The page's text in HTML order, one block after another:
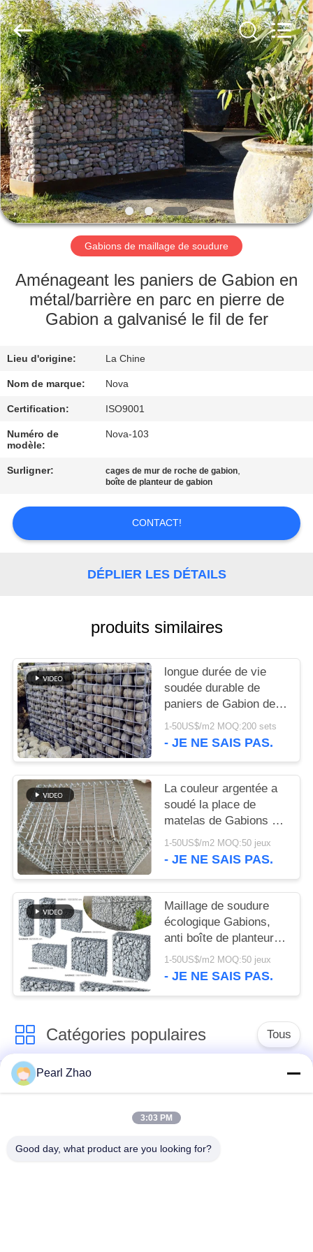
À
LA
MAISON
PRODUITS
VIDÉOS
SPECTACLE
PROPOS
DE
NOUS
VISITE
DE
L'USINE
CONTRÔLE
NOUS
CONTACTER
NOUVELLES
LES
AFFAIRES
PLAN
DU
SITE
POLITIQUE
CONFIDENTIALITÉ
Nova
Metal
Wire
Mesh
Products
Co.,
Ltd..
All
Rights
Reserved.
Gabions de maillage de soudure
Aménageant les paniers de Gabion en
métal/barrière en parc en pierre de
Gabion a galvanisé le fil de fer
Lieu d'origine: La Chine
Nom de marque: Nova
Certification: ISO9001
Numéro de
modèle:
Nova-103
Surligner: cages de mur de roche de gabion,
boîte de planteur de gabion
CONTACT!
DÉPLIER LES DÉTAILS
produits similaires
longue durée de vie
soudée durable de
paniers de Gabion de
2.0mm dans le secteur
de décoration
1-50US$/m2 MOQ:200 sets
- JE NE SAIS PAS.
La couleur argentée a
soudé la place de
matelas de Gabions de
grillage/forme ronde
1-50US$/m2 MOQ:50 jeux
- JE NE SAIS PAS.
Maillage de soudure
écologique Gabions,
anti boîte de planteur
de Gabion de corrosion
la cour
1-50US$/m2 MOQ:50 jeux
- JE NE SAIS PAS.
Catégories populaires Tous
paniers de gabion en
métal
grillage en gabion
Pearl Zhao
3:03 PM
Good day, what product are you looking for?